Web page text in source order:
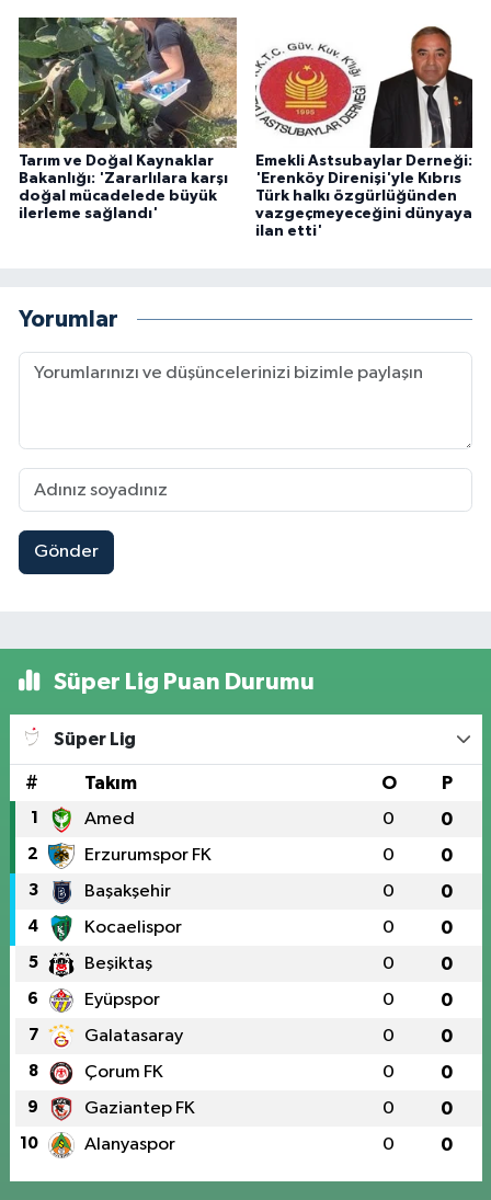
Tarım ve Doğal Kaynaklar
Bakanlığı: 'Zararlılara karşı
doğal mücadelede büyük
ilerleme sağlandı'
Emekli Astsubaylar Derneği:
'Erenköy Direnişi'yle Kıbrıs
Türk halkı özgürlüğünden
vazgeçmeyeceğini dünyaya
ilan etti'
Yorumlar
Gönder
Süper Lig Puan Durumu
Süper Lig
# Takım O P
1 Amed 0 0
2 Erzurumspor FK 0 0
3 Başakşehir 0 0
4 Kocaelispor 0 0
5 Beşiktaş 0 0
6 Eyüpspor 0 0
7 Galatasaray 0 0
8 Çorum FK 0 0
9 Gaziantep FK 0 0
10 Alanyaspor 0 0